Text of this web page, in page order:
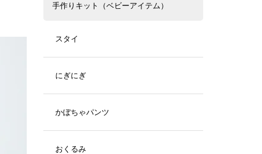
手作りキット（ベビーアイテム）
スタイ
にぎにぎ
かぼちゃパンツ
おくるみ